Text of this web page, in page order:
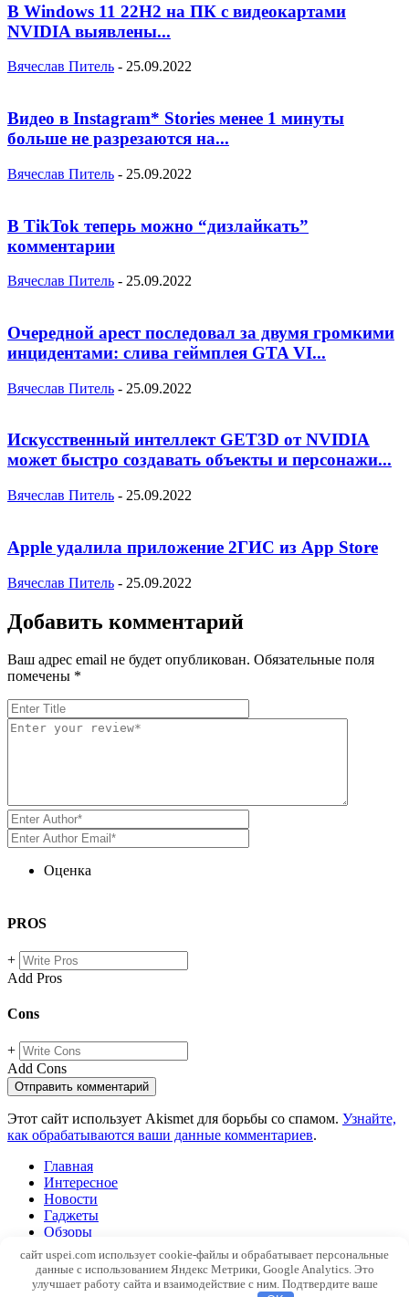
В Windows 11 22H2 на ПК с видеокартами
NVIDIA выявлены...
Вячеслав Питель - 25.09.2022
Видео в Instagram* Stories менее 1 минуты
больше не разрезаются на...
Вячеслав Питель - 25.09.2022
В TikTok теперь можно “дизлайкать”
комментарии
Вячеслав Питель - 25.09.2022
Очередной арест последовал за двумя громкими
инцидентами: слива геймплея GTA VI...
Вячеслав Питель - 25.09.2022
Искусственный интеллект GET3D от NVIDIA
может быстро создавать объекты и персонажи...
Вячеслав Питель - 25.09.2022
Apple удалила приложение 2ГИС из App Store
Вячеслав Питель - 25.09.2022
Добавить комментарий
Ваш адрес email не будет опубликован. Обязательные поля
помечены *
Оценка
PROS
+
Add Pros
Cons
+
Add Cons
Этот сайт использует Akismet для борьбы со спамом. Узнайте,
как обрабатываются ваши данные комментариев.
Главная
Интересное
Новости
Гаджеты
Обзоры
Windows
SEO
Web
сайт uspei.com использует cookie-файлы и обрабатывает персональные
данные с использованием Яндекс Метрики, Google Analytics. Это
улучшает работу сайта и взаимодействие с ним. Подтвердите ваше